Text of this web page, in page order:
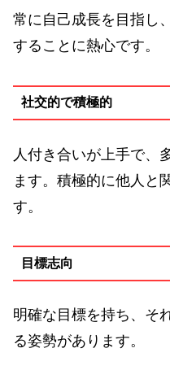
常に自己成長を目指し
することに熱心です。
社交的で積極的
人付き合いが上手で、
ます。積極的に他人と
す。
目標志向
明確な目標を持ち、そ
る姿勢があります。